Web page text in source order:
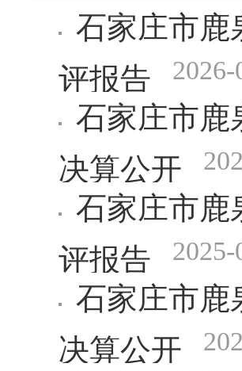
石家庄市鹿
评报告 2026-
石家庄市鹿
决算公开
石家庄市鹿
评报告 2025-
石家庄市鹿
决算公开